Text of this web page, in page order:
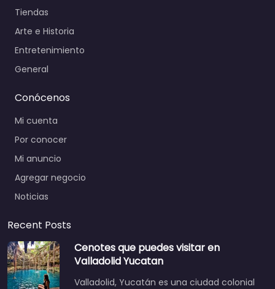
Tiendas
Arte e Historia
Entretenimiento
General
Conócenos
Mi cuenta
Por conocer
Mi anuncio
Agregar negocio
Noticias
Recent Posts
Cenotes que puedes visitar en
Valladolid Yucatan
Valladolid, Yucatán es una ciudad colonial